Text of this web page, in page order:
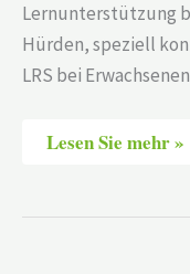
Lernunterstützung
Hürden, speziell
LRS bei
Lesen Sie mehr »